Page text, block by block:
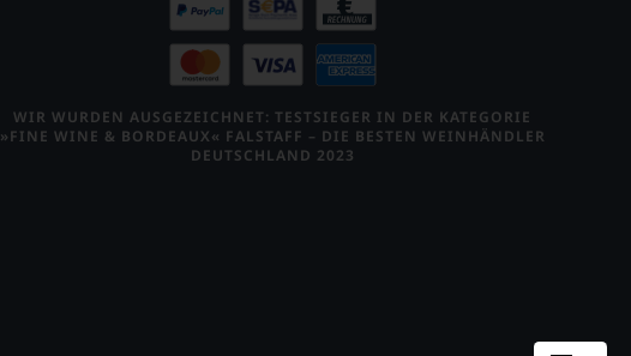
WIR WURDEN AUSGEZEICHNET: TESTSIEGER IN DER KATEGORIE
»FINE WINE & BORDEAUX« FALSTAFF – DIE BESTEN WEINHÄNDLER
DEUTSCHLAND 2023